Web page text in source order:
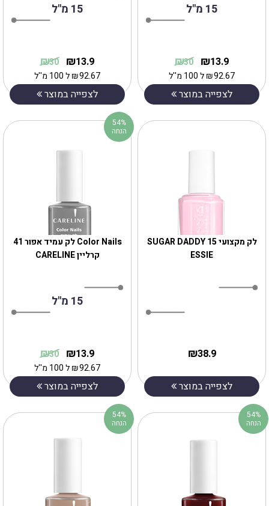
15 מ"ל
13.9
₪
30
₪
92.67
₪ל 100 מ''ל
לצפייה במוצר
15 מ"ל
13.9
₪
30
₪
92.67
₪ל 100 מ''ל
לצפייה במוצר
Color Nails לק עמיד אפור 41
קרליין CARELINE
15 מ"ל
13.9
₪
30
₪
92.67
₪ל 100 מ''ל
לצפייה במוצר
54%
הנחה
לק מקצועי SUGAR DADDY 15
ESSIE
38.9
₪
לצפייה במוצר
54%
הנחה
54%
הנחה